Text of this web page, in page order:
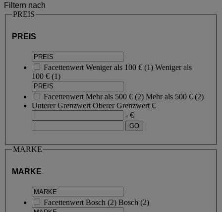
Filtern nach
PREIS
PREIS
Facettenwert Weniger als 100 € (1) Weniger als
100 € (1)
Facettenwert Mehr als 500 € (2) Mehr als 500 € (2)
Unterer Grenzwert Oberer Grenzwert €
- €
MARKE
MARKE
Facettenwert Bosch (2) Bosch (2)